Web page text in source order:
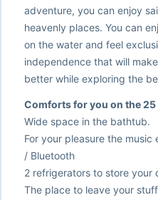
adventure, you can enjoy
heavenly places. You can
on the water and feel
independence that will
better while exploring the
Comforts for you on the
Wide space in the bathtub.
For your pleasure the
/ Bluetooth
2 refrigerators to store your
The place to leave your